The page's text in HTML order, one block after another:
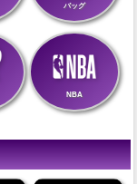
バッグ
NBA